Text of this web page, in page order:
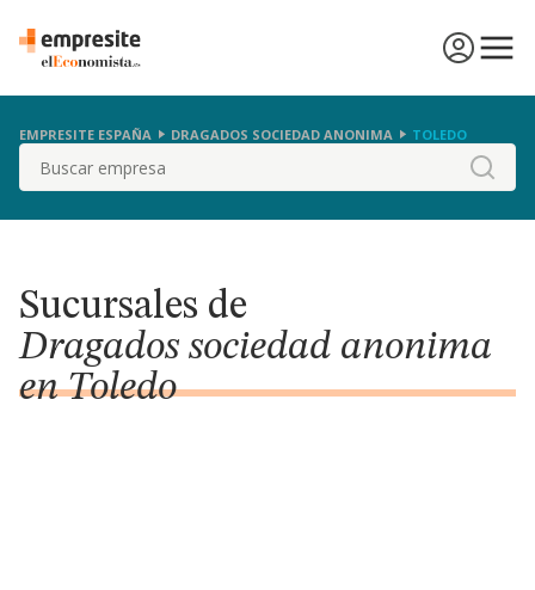
EMPRESITE ESPAÑA DRAGADOS SOCIEDAD ANONIMA TOLEDO
Buscar
Sucursales de
Dragados sociedad anonima
en Toledo